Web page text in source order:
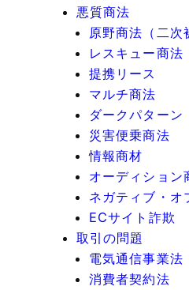
悪質商法
原野商法（二次
レスキュー商法
提携リース
マルチ商法
ダークパターン
災害便乗商法
情報商材
オーディション
ネガティブ・オ
ECサイト詐欺
取引の問題
電気通信事業法
消費者契約法